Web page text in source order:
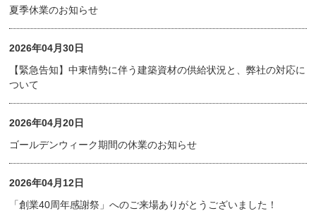
夏季休業のお知らせ
2026年04月30日
【緊急告知】中東情勢に伴う建築資材の供給状況と、弊社の対応に
ついて
2026年04月20日
ゴールデンウィーク期間の休業のお知らせ
2026年04月12日
「創業40周年感謝祭」へのご来場ありがとうございました！